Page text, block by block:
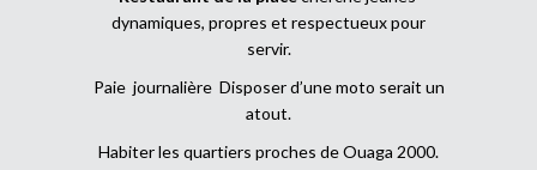
dynamiques, propres et respectueux pour
servir.
Paie journalière Disposer d’une moto serait un
atout.
Habiter les quartiers proches de Ouaga 2000.